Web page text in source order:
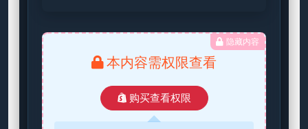
隐藏内容
本内容需权限查看
购买查看权限